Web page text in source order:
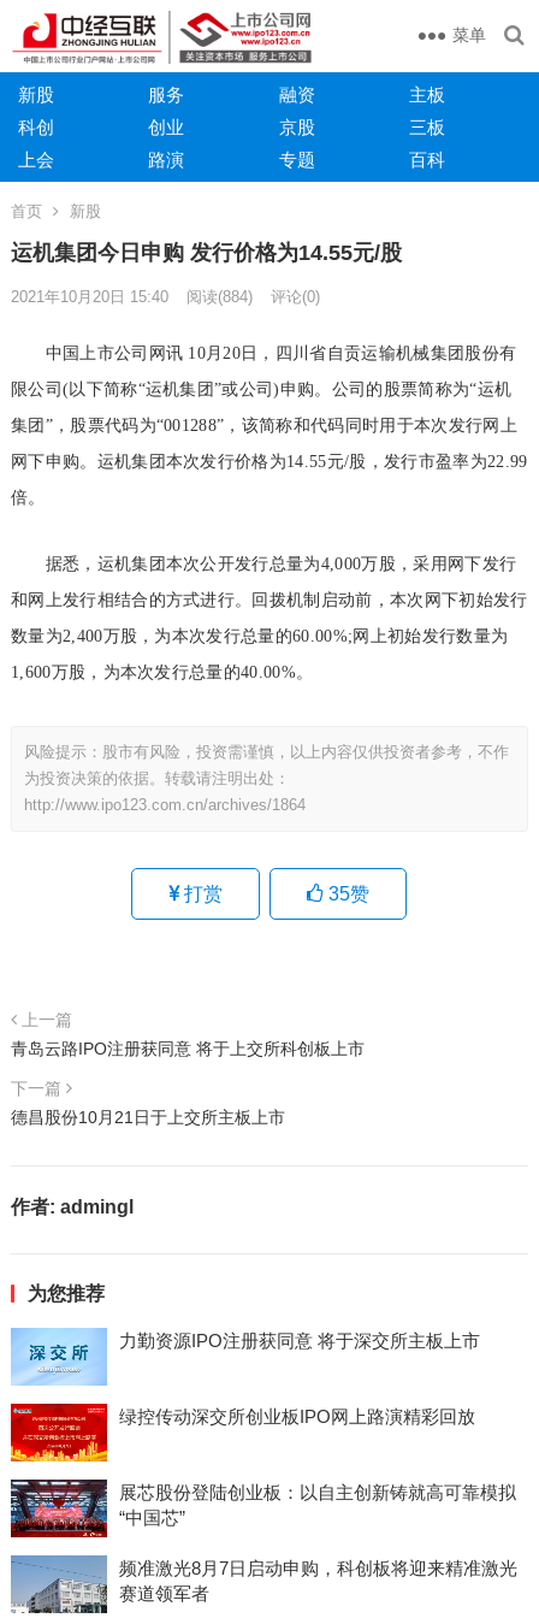
菜单
新股 服务 融资
主板
科创
创业 京股
三板
上会
路演 专题 百科
首页 新股
运机集团今日申购 发行价格为14.55元/股
2021年10月20日 15:40 阅读(884) 评论(0)
中国上市公司网讯 10月20日，四川省自贡运输机械集团股份有
限公司(以下简称“运机集团”或公司)申购。公司的股票简称为“运机
集团”，股票代码为“001288”，该简称和代码同时用于本次发行网上
网下申购。运机集团本次发行价格为14.55元/股，发行市盈率为22.99
倍。
据悉，运机集团本次公开发行总量为4,000万股，采用网下发行
和网上发行相结合的方式进行。回拨机制启动前，本次网下初始发行
数量为2,400万股，为本次发行总量的60.00%;网上初始发行数量为
1,600万股，为本次发行总量的40.00%。
风险提示：股市有风险，投资需谨慎，以上内容仅供投资者参考，不作
为投资决策的依据。转载请注明出处：
http://www.ipo123.com.cn/archives/1864
打赏 35赞
上一篇
青岛云路IPO注册获同意 将于上交所科创板上市
下一篇
德昌股份10月21日于上交所主板上市
作者: admingl
为您推荐
力勤资源IPO注册获同意 将于深交所主板上市
绿控传动深交所创业板IPO网上路演精彩回放
展芯股份登陆创业板：以自主创新铸就高可靠模拟
“中国芯”
频准激光8月7日启动申购，科创板将迎来精准激光
赛道领军者